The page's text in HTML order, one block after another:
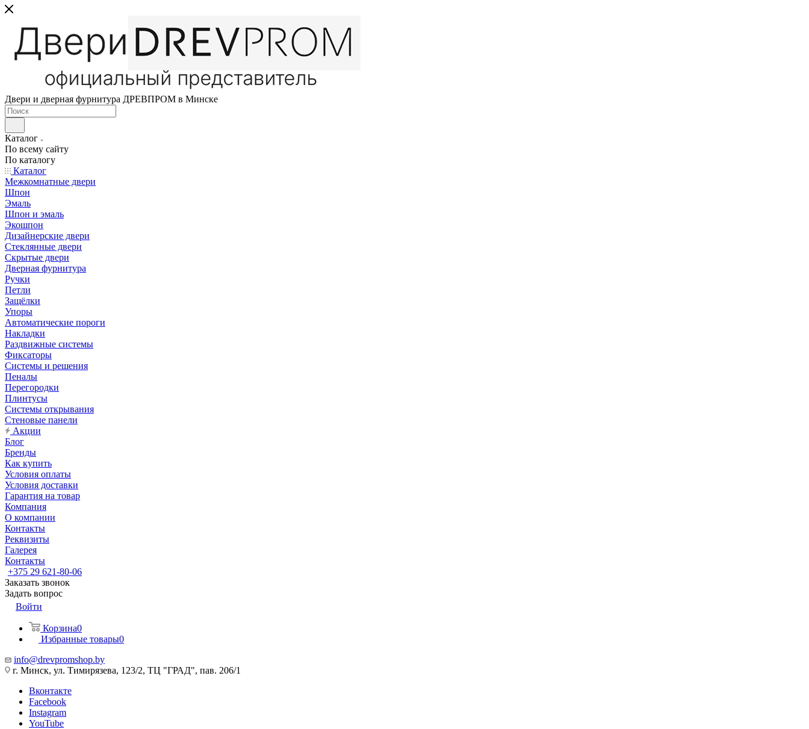
Двери и дверная фурнитура ДРЕВПРОМ в Минске
Каталог
По всему сайту
По каталогу
Каталог
Межкомнатные двери
Шпон
Эмаль
Шпон и эмаль
Экошпон
Дизайнерские двери
Стеклянные двери
Скрытые двери
Дверная фурнитура
Ручки
Петли
Защёлки
Упоры
Автоматические пороги
Накладки
Раздвижные системы
Фиксаторы
Системы и решения
Пеналы
Перегородки
Плинтусы
Системы открывания
Стеновые панели
Акции
Блог
Бренды
Как купить
Условия оплаты
Условия доставки
Гарантия на товар
Компания
О компании
Контакты
Реквизиты
Галерея
Контакты
+375 29 621-80-06
Заказать звонок
Задать вопрос
Войти
Корзина0
Избранные товары0
info@drevpromshop.by
г. Минск, ул. Тимирязева, 123/2, ТЦ "ГРАД", пав. 206/1
Вконтакте
Facebook
Instagram
YouTube